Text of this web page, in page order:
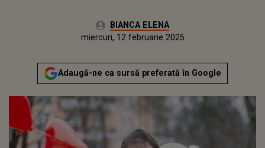
Autor:BIANCA ELENA
miercuri, 12 februarie 2025
Actualizat:
miercuri, 12 februarie 2025
Adaugă-ne ca sursă preferată în Google